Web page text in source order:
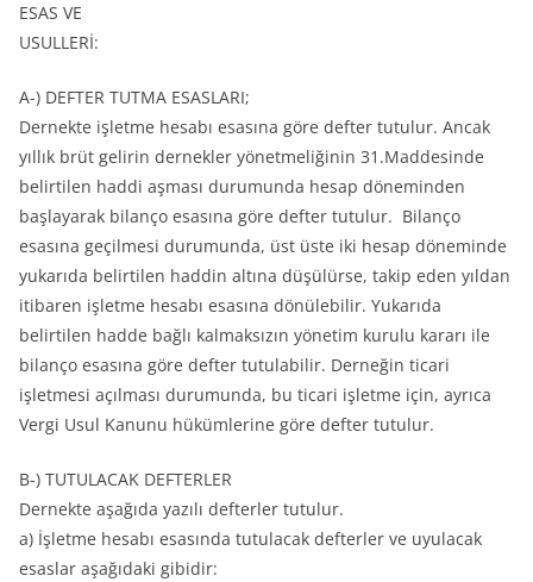
ESAS VE
USULLERİ:
A-) DEFTER TUTMA ESASLARI;
Dernekte işletme hesabı esasına göre defter tutulur. Ancak
yıllık brüt gelirin dernekler yönetmeliğinin 31.Maddesinde
belirtilen haddi aşması durumunda hesap döneminden
başlayarak bilanço esasına göre defter tutulur. Bilanço
esasına geçilmesi durumunda, üst üste iki hesap döneminde
yukarıda belirtilen haddin altına düşülürse, takip eden yıldan
itibaren işletme hesabı esasına dönülebilir. Yukarıda
belirtilen hadde bağlı kalmaksızın yönetim kurulu kararı ile
bilanço esasına göre defter tutulabilir. Derneğin ticari
işletmesi açılması durumunda, bu ticari işletme için, ayrıca
Vergi Usul Kanunu hükümlerine göre defter tutulur.
B-) TUTULACAK DEFTERLER
Dernekte aşağıda yazılı defterler tutulur.
a) İşletme hesabı esasında tutulacak defterler ve uyulacak
esaslar aşağıdaki gibidir: